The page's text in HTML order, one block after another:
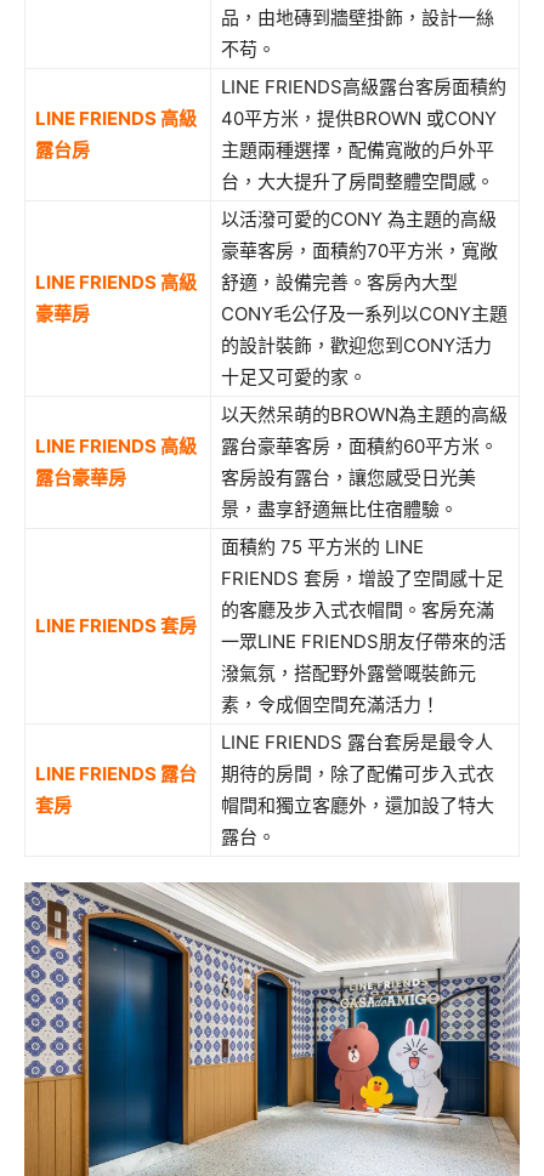
品，由地磚到牆壁掛飾，設計一絲
不苟。
LINE FRIENDS高級
露台房
LINE FRIENDS高級露台客房面積約
40平方米，提供BROWN 或CONY
主題兩種選擇，配備寬敞的戶外平
台，大大提升了房間整體空間感。
LINE FRIENDS高級
豪華房
以活潑可愛的CONY 為主題的高級
豪華客房，面積約70平方米，寬敞
舒適，設備完善。客房內大型
CONY毛公仔及一系列以CONY主題
的設計裝飾，歡迎您到CONY活力
十足又可愛的家。
LINE FRIENDS高級
露台豪華房
以天然呆萌的BROWN為主題的高級
露台豪華客房，面積約60平方米。
客房設有露台，讓您感受日光美
景，盡享舒適無比住宿體驗。
LINE FRIENDS套房
面積約 75 平方米的 LINE
FRIENDS 套房，增設了空間感十足
的客廳及步入式衣帽間。客房充滿
一眾LINE FRIENDS朋友仔帶來的活
潑氣氛，搭配野外露營嘅裝飾元
素，令成個空間充滿活力！
LINE FRIENDS 露台
套房
LINE FRIENDS 露台套房是最令人
期待的房間，除了配備可步入式衣
帽間和獨立客廳外，還加設了特大
露台。